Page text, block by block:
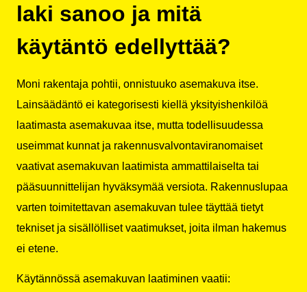
laki sanoo ja mitä
käytäntö edellyttää?
Moni rakentaja pohtii, onnistuuko asemakuva itse.
Lainsäädäntö ei kategorisesti kiellä yksityishenkilöä
laatimasta asemakuvaa itse, mutta todellisuudessa
useimmat kunnat ja rakennusvalvontaviranomaiset
vaativat asemakuvan laatimista ammattilaiselta tai
pääsuunnittelijan hyväksymää versiota. Rakennuslupaa
varten toimitettavan asemakuvan tulee täyttää tietyt
tekniset ja sisällölliset vaatimukset, joita ilman hakemus
ei etene.
Käytännössä asemakuvan laatiminen vaatii: